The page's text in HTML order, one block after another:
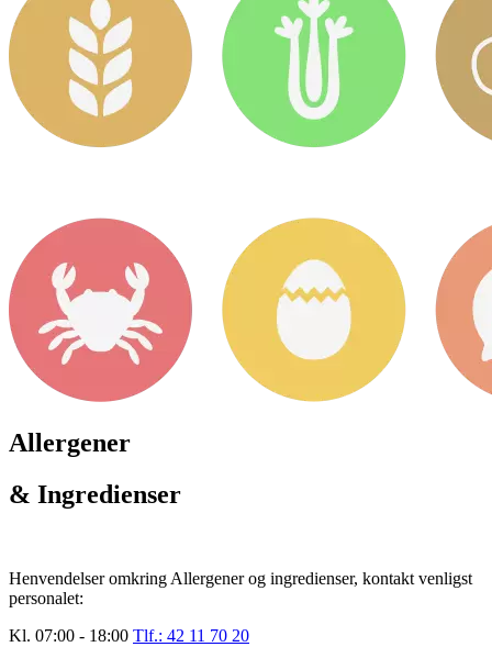
Allergener
& Ingredienser
Henvendelser omkring Allergener og ingredienser, kontakt venligst
personalet:
Kl. 07:00 - 18:00 Tlf.: 42 11 70 20